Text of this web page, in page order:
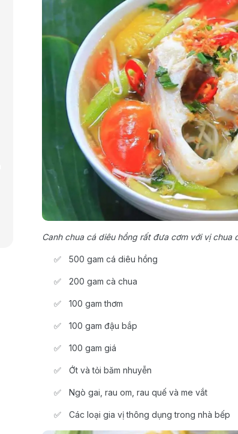
Canh chua cá diêu hồng rất đưa cơm với vị chua
500 gam cá diêu hồng
200 gam cà chua
100 gam thơm
100 gam đậu bắp
100 gam giá
Ớt và tỏi băm nhuyễn
Ngò gai, rau om, rau quế và me vắt
Các loại gia vị thông dụng trong nhà bếp